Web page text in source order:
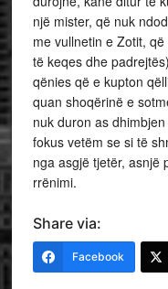
një mister, që nuk
me vullnetin e Zotit,
të keqes dhe
qënies që e kupton
quan shoqërinë e
nuk duron as
fokus vetëm se si të
nga asgjë tjetër, asnjë
rrënimi.
Share via:
Facebook